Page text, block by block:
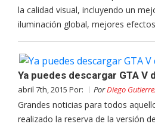
la calidad visual, incluyendo un
iluminación global, mejores
Ya puedes descargar GTA V
abril 7th, 2015 Por: PorDiego
Grandes noticias para todos
realizado la reserva de la versión